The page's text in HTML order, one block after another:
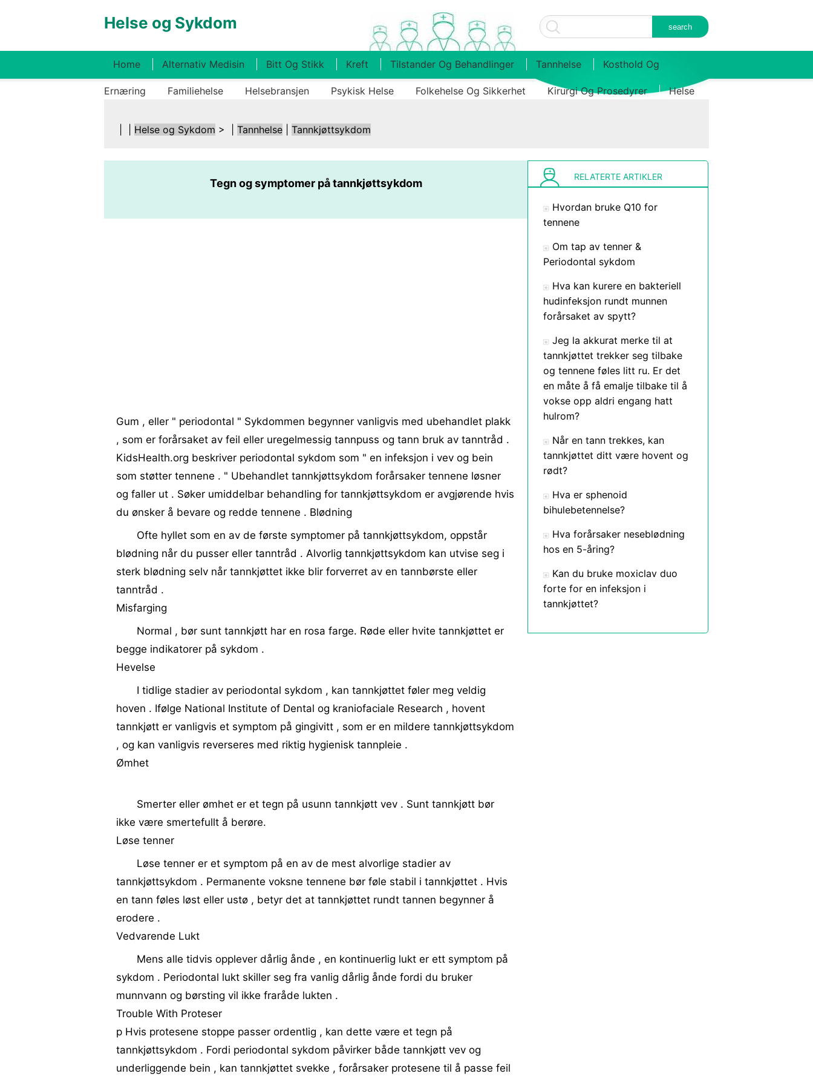
Helse og Sykdom
Home Alternativ Medisin Bitt Og Stikk Kreft Tilstander Og Behandlinger Tannhelse Kosthold Og
Ernæring Familiehelse Helsebransjen Psykisk Helse Folkehelse Og Sikkerhet Kirurgi Og Prosedyrer Helse
Helse og Sykdom > | Tannhelse Tannkjøttsykdom
Tegn og symptomer på tannkjøttsykdom
Gum , eller " periodontal " Sykdommen begynner vanligvis med ubehandlet plakk
, som er forårsaket av feil eller uregelmessig tannpuss og tann bruk av tanntråd .
KidsHealth.org beskriver periodontal sykdom som " en infeksjon i vev og bein
som støtter tennene . " Ubehandlet tannkjøttsykdom forårsaker tennene løsner
og faller ut . Søker umiddelbar behandling for tannkjøttsykdom er avgjørende hvis
du ønsker å bevare og redde tennene . Blødning
Ofte hyllet som en av de første symptomer på tannkjøttsykdom, oppstår
blødning når du pusser eller tanntråd . Alvorlig tannkjøttsykdom kan utvise seg i
sterk blødning selv når tannkjøttet ikke blir forverret av en tannbørste eller
tanntråd .
Misfarging
Normal , bør sunt tannkjøtt har en rosa farge. Røde eller hvite tannkjøttet er
begge indikatorer på sykdom .
Hevelse
I tidlige stadier av periodontal sykdom , kan tannkjøttet føler meg veldig
hoven . Ifølge National Institute of Dental og kraniofaciale Research , hovent
tannkjøtt er vanligvis et symptom på gingivitt , som er en mildere tannkjøttsykdom
, og kan vanligvis reverseres med riktig hygienisk tannpleie .
Ømhet
Smerter eller ømhet er et tegn på usunn tannkjøtt vev . Sunt tannkjøtt bør
ikke være smertefullt å berøre.
Løse tenner
Løse tenner er et symptom på en av de mest alvorlige stadier av
tannkjøttsykdom . Permanente voksne tennene bør føle stabil i tannkjøttet . Hvis
en tann føles løst eller ustø , betyr det at tannkjøttet rundt tannen begynner å
erodere .
Vedvarende Lukt
Mens alle tidvis opplever dårlig ånde , en kontinuerlig lukt er ett symptom på
sykdom . Periodontal lukt skiller seg fra vanlig dårlig ånde fordi du bruker
munnvann og børsting vil ikke fraråde lukten .
Trouble With Proteser
p Hvis protesene stoppe passer ordentlig , kan dette være et tegn på
tannkjøttsykdom . Fordi periodontal sykdom påvirker både tannkjøtt vev og
underliggende bein , kan tannkjøttet svekke , forårsaker protesene til å passe feil
RELATERTE ARTIKLER
Hvordan bruke Q10 for
tennene
Om tap av tenner &
Periodontal sykdom
Hva kan kurere en bakteriell
hudinfeksjon rundt munnen
forårsaket av spytt?
Jeg la akkurat merke til at
tannkjøttet trekker seg tilbake
og tennene føles litt ru. Er det
en måte å få emalje tilbake til å
vokse opp aldri engang hatt
hulrom?
Når en tann trekkes, kan
tannkjøttet ditt være hovent og
rødt?
Hva er sphenoid
bihulebetennelse?
Hva forårsaker neseblødning
hos en 5-åring?
Kan du bruke moxiclav duo
forte for en infeksjon i
tannkjøttet?